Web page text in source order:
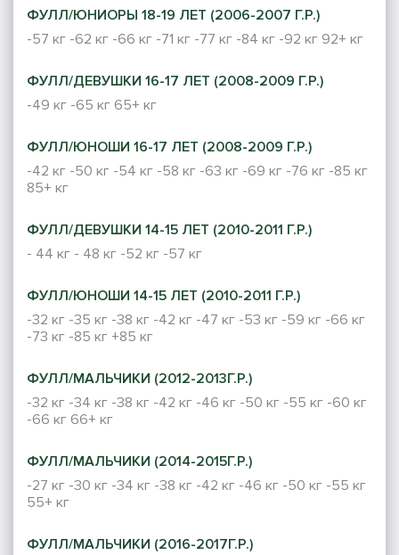
ФУЛЛ/ЮНИОРЫ 18-19 ЛЕТ (2006-2007 Г.Р.)
-57 кг -62 кг -66 кг -71 кг -77 кг -84 кг -92 кг 92+ кг
ФУЛЛ/ДЕВУШКИ 16-17 ЛЕТ (2008-2009 Г.Р.)
-49 кг -65 кг 65+ кг
ФУЛЛ/ЮНОШИ 16-17 ЛЕТ (2008-2009 Г.Р.)
-42 кг -50 кг -54 кг -58 кг -63 кг -69 кг -76 кг -85 кг
85+ кг
ФУЛЛ/ДЕВУШКИ 14-15 ЛЕТ (2010-2011 Г.Р.)
- 44 кг - 48 кг -52 кг -57 кг
ФУЛЛ/ЮНОШИ 14-15 ЛЕТ (2010-2011 Г.Р.)
-32 кг -35 кг -38 кг -42 кг -47 кг -53 кг -59 кг -66 кг
-73 кг -85 кг +85 кг
ФУЛЛ/МАЛЬЧИКИ (2012-2013Г.Р.)
-32 кг -34 кг -38 кг -42 кг -46 кг -50 кг -55 кг -60 кг
-66 кг 66+ кг
ФУЛЛ/МАЛЬЧИКИ (2014-2015Г.Р.)
-27 кг -30 кг -34 кг -38 кг -42 кг -46 кг -50 кг -55 кг
55+ кг
ФУЛЛ/МАЛЬЧИКИ (2016-2017Г.Р.)